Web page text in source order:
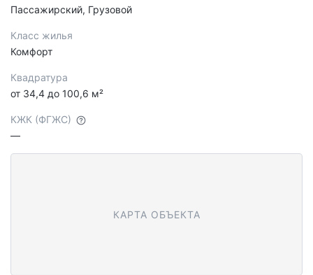
Пассажирский, Грузовой
Класс жилья
Комфорт
Квадратура
от 34,4 до 100,6 м²
КЖК (ФГЖС)
—
КАРТА ОБЪЕКТА